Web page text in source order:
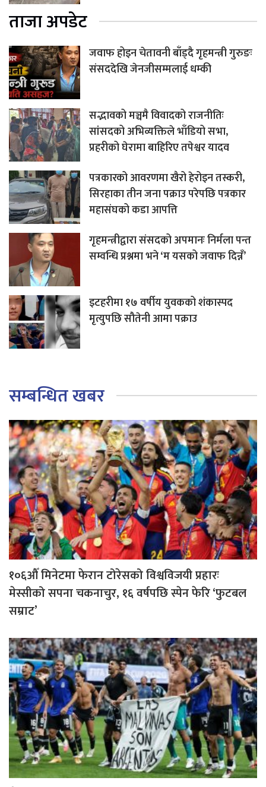
ताजा अपडेट
जवाफ होइन चेतावनी बाँड्दै गृहमन्त्री गुरुङः
संसददेखि जेनजीसम्मलाई धम्की
सद्भावको मञ्चमै विवादको राजनीतिः
सांसदको अभिव्यक्तिले भाँडियो सभा,
प्रहरीको घेरामा बाहिरिए तपेश्वर यादव
पत्रकारको आवरणमा खैरो हेरोइन तस्करी,
सिरहाका तीन जना पक्राउ परेपछि पत्रकार
महासंघको कडा आपत्ति
गृहमन्त्रीद्वारा संसदको अपमानः निर्मला पन्त
सम्वन्धि प्रश्नमा भने ‘म यसको जवाफ दिन्नँ’
इटहरीमा १७ वर्षीय युवकको शंकास्पद
मृत्युपछि सौतेनी आमा पक्राउ
सम्बन्धित खबर
१०६औँ मिनेटमा फेरान टोरेसको विश्वविजयी प्रहारः
मेस्सीको सपना चकनाचुर, १६ वर्षपछि स्पेन फेरि ‘फुटबल
सम्राट’